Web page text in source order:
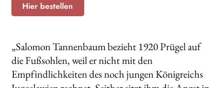
Hier bestellen
„Salomon Tannenbaum bezieht 1920 Prügel auf
die Fußsohlen, weil er nicht mit den
Empfindlichkeiten des noch jungen Königreichs